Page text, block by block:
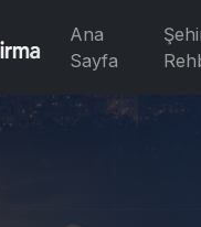
Ana
Sayfa